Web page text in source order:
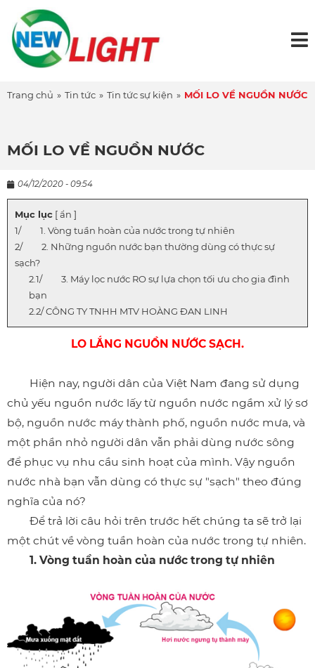
Trang chủ » Tin tức » Tin tức sự kiện » MỐI LO VỀ NGUỒN NƯỚC
MỐI LO VỀ NGUỒN NƯỚC
04/12/2020 - 09:54
Mục lục [ ẩn ]
1. Vòng tuần hoàn của nước trong tự nhiên
2. Những nguồn nước bạn thường dùng có thực sự
sạch?
3. Máy lọc nước RO sự lựa chọn tối ưu cho gia đình
bạn
CÔNG TY TNHH MTV HOÀNG ĐAN LINH
LO LẮNG NGUỒN NƯỚC SẠCH.
Hiện nay, người dân của Việt Nam đang sử dụng
chủ yếu nguồn nước lấy từ nguồn nước ngầm xử lý sơ
bộ, nguồn nước máy thành phố, nguồn nước mưa, và
một phần nhỏ người dân vẫn phải dùng nước sông
để phục vụ nhu cầu sinh hoạt của mình. Vậy nguồn
nước nhà bạn vẫn dùng có thực sự "sạch" theo đúng
nghĩa của nó?
Để trả lời câu hỏi trên trước hết chúng ta sẽ trở lại
một chút về vòng tuần hoàn của nước trong tự nhiên.
1. Vòng tuần hoàn của nước trong tự nhiên